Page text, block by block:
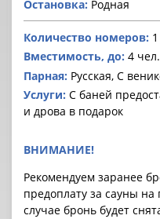
Остановка: Родная
Количество номеров: 1
Вместимость, до: 4 чел.
Парная: Русская, С
Услуги: С баней
и дрова в подарок
ВНИМАНИЕ!
Рекомендуем заранее
предоплату за cауны
случае бронь будет